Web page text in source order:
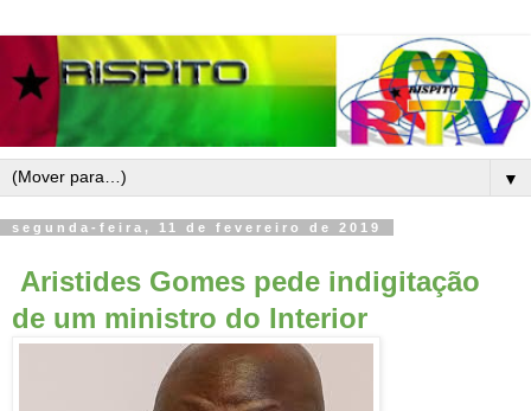
▼
segunda-feira, 11 de fevereiro de 2019
Aristides Gomes pede indigitação
de um ministro do Interior